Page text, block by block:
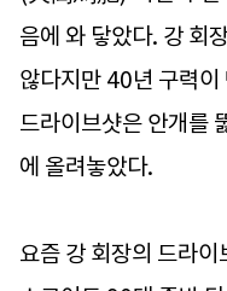
음에 와 닿았다. 강 회
않다지만 40년 구력이
드라이브샷은 안개를
에 올려놓았다.
요즘 강 회장의 드라